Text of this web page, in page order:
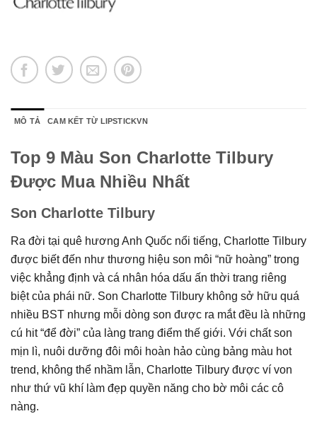
MÔ TẢ CAM KẾT TỪ LIPSTICKVN
Top 9 Màu Son Charlotte Tilbury
Được Mua Nhiều Nhất
Son Charlotte Tilbury
Ra đời tại quê hương Anh Quốc nổi tiếng, Charlotte Tilbury
được biết đến như thương hiệu son môi “nữ hoàng” trong
việc khẳng định và cá nhân hóa dấu ấn thời trang riêng
biệt của phái nữ. Son Charlotte Tilbury không sở hữu quá
nhiều BST nhưng mỗi dòng son được ra mắt đều là những
cú hit “để đời” của làng trang điểm thế giới. Với chất son
mịn lì, nuôi dưỡng đôi môi hoàn hảo cùng bảng màu hot
trend, không thể nhầm lẫn, Charlotte Tilbury được ví von
như thứ vũ khí làm đẹp quyền năng cho bờ môi các cô
nàng.